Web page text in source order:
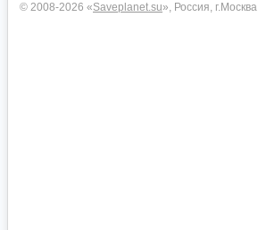
© 2008-2026 «Saveplanet.su», Россия, г.Москва